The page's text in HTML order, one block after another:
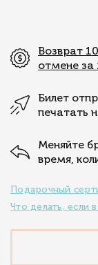
Возврат
отмене за
Билет
печатать
Меняйте
время,
Подарочный
Что делать, если